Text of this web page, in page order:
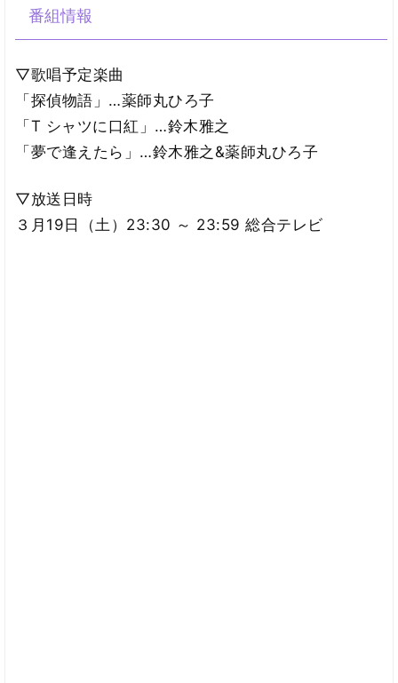
番組情報
▽歌唱予定楽曲
「探偵物語」…薬師丸ひろ子
「T シャツに口紅」…鈴木雅之
「夢で逢えたら」…鈴木雅之&薬師丸ひろ子
▽放送日時
３月19日（土）23:30 ～ 23:59 総合テレビ